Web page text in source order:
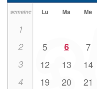
semaine Lu Ma Me
1
2 5 6 7
3 12 13 14
4 19 20 21